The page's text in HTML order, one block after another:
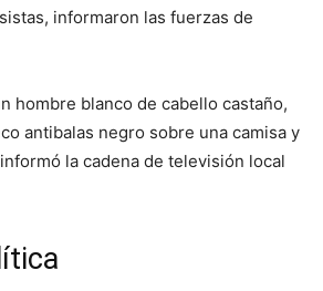
informaron las fuerzas de
hombre blanco de cabello castaño,
antibalas negro sobre una camisa y
la cadena de televisión local